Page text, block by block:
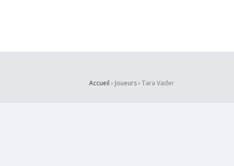
Accueil › Joueurs › Tara Vader